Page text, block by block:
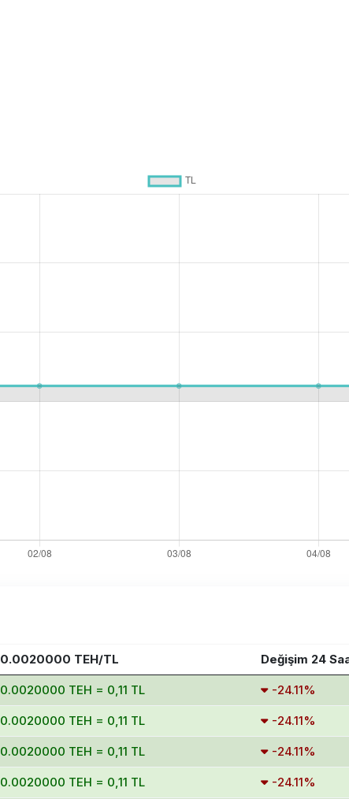
0.0020000 TEH/TL Değişim 24
0.0020000 TEH = 0,11 TL -24.11%
0.0020000 TEH = 0,11 TL -24.11%
0.0020000 TEH = 0,11 TL -24.11%
0.0020000 TEH = 0,11 TL -24.11%